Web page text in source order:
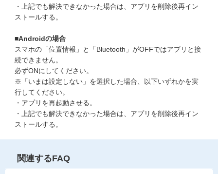
進研ゼミ 高校講座
進研ゼミ中学講座中高一貫のご紹介はこちら
会員サイトはこちら
・上記でも解決できなかった場合は、アプリを削除後再イン
ストールする。
■Androidの場合
スマホの「位置情報」と「Bluetooth」がOFFではアプリと接
続できません。
必ずONにしてください。
※「いまは設定しない」を選択した場合、以下いずれかを実
行してください。
・アプリを再起動させる。
・上記でも解決できなかった場合は、アプリを削除後再イン
ストールする。
関連するFAQ